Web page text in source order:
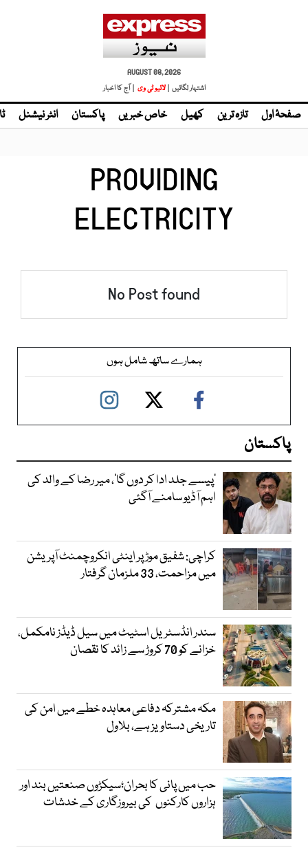
AUGUST 08, 2026
اشتہار لگائیں | لائیو ٹی وی | آج کا اخبار
صفحۂ اول تازہ ترین کھیل خاص خبریں پاکستان انٹر نیشنل
PROVIDING
ELECTRICITY
No Post found
ہمارے ساتھ شامل ہوں
پاکستان
’پیسے جلد ادا کر دوں گا‘، میر رضا کے والد کی
اہم آڈیو سامنے آگئی
کراچی: شفیق موڑ پر اینٹی انکروچمنٹ آپریشن
میں مزاحمت، 33 ملزمان گرفتار
سندر انڈسٹریل اسٹیٹ میں سیل ڈیڈز نامکمل،
خزانے کو 70 کروڑ سے زائد کا نقصان
مکہ مشترکہ دفاعی معاہدہ خطے میں امن کی
تاریخی دستاویز ہے، بلاول
حب میں پانی کا بحران؛سیکڑوں صنعتیں بند اور
ہزاروں کارکنوں کی بیروزگاری کے خدشات